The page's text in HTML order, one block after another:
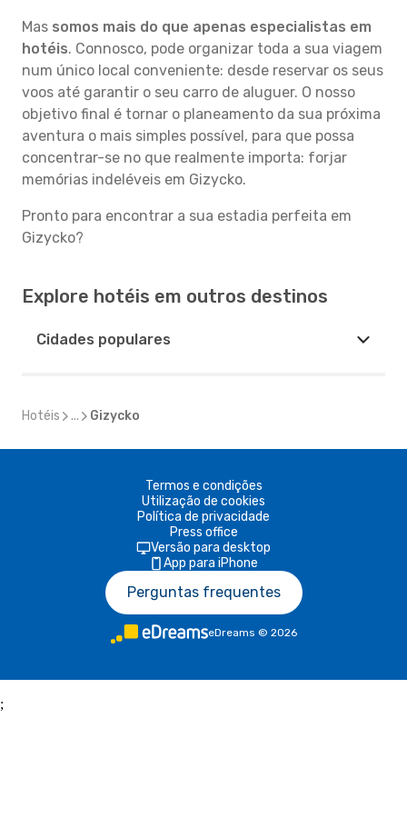
Mas somos mais do que apenas especialistas em
hotéis. Connosco, pode organizar toda a sua viagem
num único local conveniente: desde reservar os seus
voos até garantir o seu carro de aluguer. O nosso
objetivo final é tornar o planeamento da sua próxima
aventura o mais simples possível, para que possa
concentrar-se no que realmente importa: forjar
memórias indeléveis em Gizycko.
Pronto para encontrar a sua estadia perfeita em
Gizycko?
Explore hotéis em outros destinos
Cidades populares
Hotéis ... Gizycko
Termos e condições
Utilização de cookies
Política de privacidade
Press office
Versão para desktop
App para iPhone
Perguntas frequentes
eDreams © 2026
;